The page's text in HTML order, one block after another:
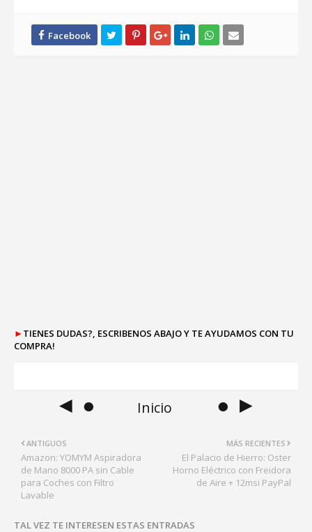
► TIENES DUDAS?, ESCRIBENOS ABAJO Y TE AYUDAMOS CON TU
COMPRA!
◄ ● Inicio ● ►
MÁS RECIENTES
El Palacio de Hierro: Oster
Horno Eléctrico con Freidora
de Aire + 12msi PayPal
ANTIGUOS
Amazon: YOMYM Aspiradora
de Mano 8000 PA sin Cable
para Coches con Filtro
Lavable
TAL VEZ TE INTERESEN ESTAS ENTRADAS